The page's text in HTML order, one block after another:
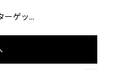
ーゲッ...